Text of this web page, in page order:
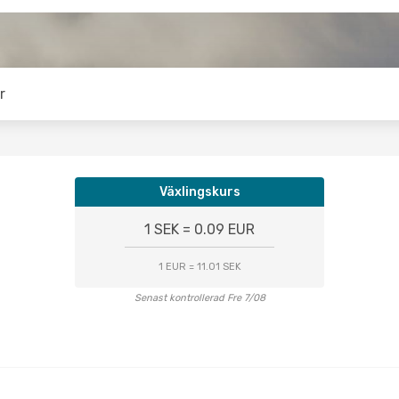
Växlingskurs
1 SEK = 0.09 EUR
1 EUR = 11.01 SEK
Senast kontrollerad Fre 7/08